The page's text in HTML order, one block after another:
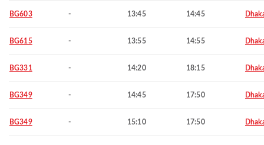
BG603 - 13:45 14:45
BG615 - 13:55 14:55
BG331 - 14:20 18:15
BG349 - 14:45 17:50
BG349 - 15:10 17:50